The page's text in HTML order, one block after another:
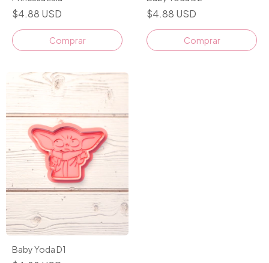
$4.88 USD
Comprar
$4.88 USD
Comprar
Baby Yoda D1